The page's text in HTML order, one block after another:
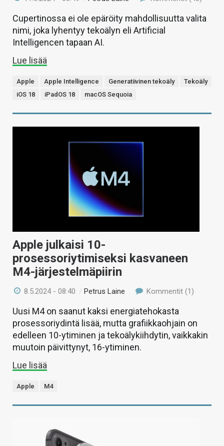
Cupertinossa ei ole epäröity mahdollisuutta valita
nimi, joka lyhentyy tekoälyn eli Artificial
Intelligencen tapaan AI.
Lue lisää
Apple Apple Intelligence Generatiivinen tekoäly
Tekoäly
iOS 18
iPadOS 18 macOS Sequoia
Apple julkaisi 10-
prosessoriytimiseksi kasvaneen
M4-järjestelmäpiirin
8.5.2024 - 08:40 /Petrus Laine Kommentit (1)
Uusi M4 on saanut kaksi energiatehokasta
prosessoriydintä lisää, mutta grafiikkaohjain on
edelleen 10-ytiminen ja tekoälykiihdytin, vaikkakin
muutoin päivittynyt, 16-ytiminen.
Lue lisää
Apple M4